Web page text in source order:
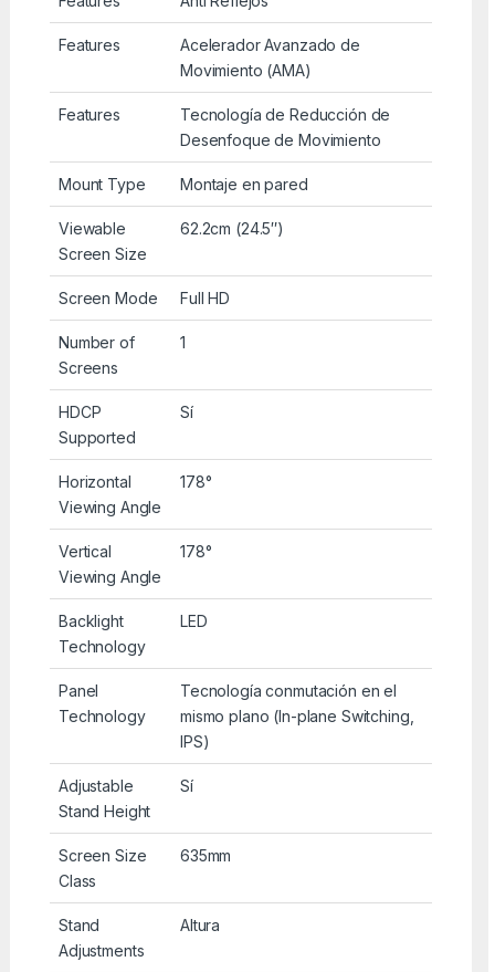
Features
Acelerador Avanzado de
Movimiento (AMA)
Features
Tecnología de Reducción de
Desenfoque de Movimiento
Mount Type Montaje en pared
Viewable
Screen Size
62.2cm (24.5″)
Screen Mode Full HD
Number of
Screens
1
HDCP
Supported
Sí
Horizontal
Viewing Angle
178°
Vertical
Viewing Angle
178°
Backlight
Technology
LED
Panel
Technology
Tecnología conmutación en el
mismo plano (In-plane Switching,
IPS)
Adjustable
Stand Height
Sí
Screen Size
Class
635mm
Stand
Adjustments
Altura